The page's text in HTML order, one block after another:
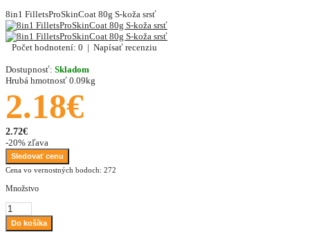
8in1 FilletsProSkinCoat 80g S-koža srsť
Počet hodnotení: 0 | Napísať recenziu
Dostupnosť: Skladom
Hrubá hmotnosť 0.09kg
2.18€
2.72€
-20% zľava
Sledovať cenu
Cena vo vernostných bodoch: 272
Množstvo